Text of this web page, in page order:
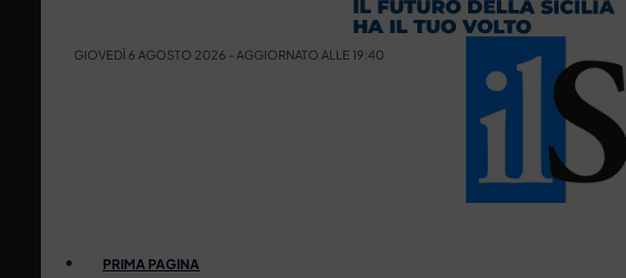
GIOVEDÌ 6 AGOSTO 2026 - AGGIORNATO ALLE 19:40
PRIMA PAGINA